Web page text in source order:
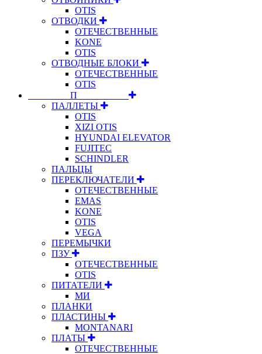
OTIS
ОТВОДКИ
ОТЕЧЕСТВЕННЫЕ
KONE
OTIS
ОТВОДНЫЕ БЛОКИ
ОТЕЧЕСТВЕННЫЕ
OTIS
⠀⠀⠀⠀⠀⠀П⠀⠀⠀⠀⠀⠀⠀
ПАЛЛЕТЫ
OTIS
XIZI OTIS
HYUNDAI ELEVATOR
FUJITEC
SCHINDLER
ПАЛЬЦЫ
ПЕРЕКЛЮЧАТЕЛИ
ОТЕЧЕСТВЕННЫЕ
EMAS
KONE
OTIS
VEGA
ПЕРЕМЫЧКИ
ПЗУ
ОТЕЧЕСТВЕННЫЕ
OTIS
ПИТАТЕЛИ
МИ
ПЛАНКИ
ПЛАСТИНЫ
MONTANARI
ПЛАТЫ
ОТЕЧЕСТВЕННЫЕ